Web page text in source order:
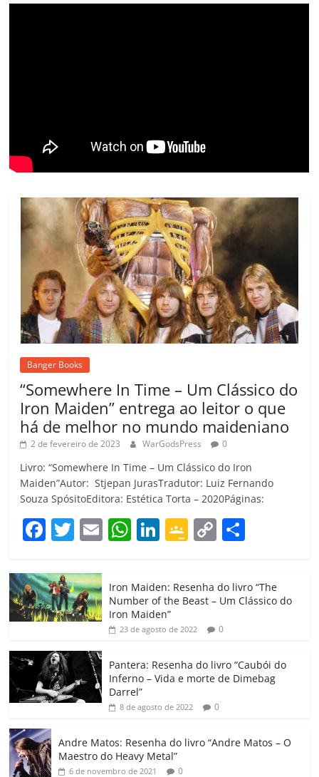
m
Banger Books
“Somewhere In Time – Um Clássico do
Iron Maiden” entrega ao leitor o que
há de melhor no mundo maideniano
2 de fevereiro de 2023 WarGodsPress 0
Livro: “Somewhere In Time – Um Clássico do Iron
Maiden”Autor: Stjepan JurasTradutor: Luiz Fernando
Souza SpósitoEditora: Estética Torta – 2020Páginas:
F
c
e
b
o
o
k
T
itt
er
E W
at
s
A
p
Li
e
dI
G
gl
e
Cl
a
ss
ro
o
C
p
y
Li
k
m
p
h
ar
Iron Maiden: Resenha do livro “The
Number of the Beast – Um Clássico do
Iron Maiden”
23 de agosto de 2022 0
Pantera: Resenha do livro “Caubói do
Inferno – Vida e morte de Dimebag
Darrel”
8 de agosto de 2022 0
Andre Matos: Resenha do livro “Andre Matos – O
Maestro do Heavy Metal”
6 de novembro de 2021 0